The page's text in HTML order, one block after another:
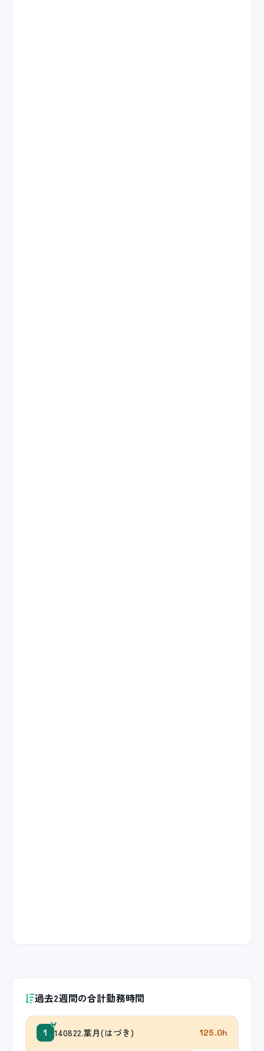
過去2週間の合計勤務時間
1 140822.葉月(はづき) 125.0h